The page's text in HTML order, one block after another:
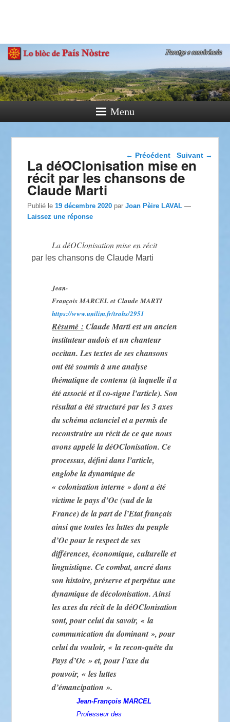
Paratge e Convivència
Menu
Navigation dans les
articles
← Précédent Suivant →
La déOClonisation mise en
récit par les chansons de
Claude Marti
Publié le19 décembre 2020 parJoan Pèire LAVAL —
Laissez une réponse
La déOClonisation mise en récit
par les chansons de Claude Marti
Jean-
François MARCEL et Claude MARTI
https://www.unilim.fr/trahs/2951
Résumé : Claude Marti est un ancien
instituteur audois et un chanteur
occitan. Les textes de ses chansons
ont été soumis à une analyse
thématique de contenu (à laquelle il a
été associé et il co-signe l’article). Son
résultat a été structuré par les 3 axes
du schéma actanciel et a permis de
reconstruire un récit de ce que nous
avons appelé la déOClonisation. Ce
processus, défini dans l’article,
englobe la dynamique de
« colonisation interne » dont a été
victime le pays d’Oc (sud de la
France) de la part de l’Etat français
ainsi que toutes les luttes du peuple
d’Oc pour le respect de ses
différences, économique, culturelle et
linguistique. Ce combat, ancré dans
son histoire, préserve et perpétue une
dynamique de décolonisation. Ainsi
les axes du récit de la déOClonisation
sont, pour celui du savoir, « la
communication du dominant », pour
celui du vouloir, « la recon-quête du
Pays d’Oc » et, pour l’axe du
pouvoir, « les luttes
d’émancipation ».
Jean-François MARCEL
Professeur des